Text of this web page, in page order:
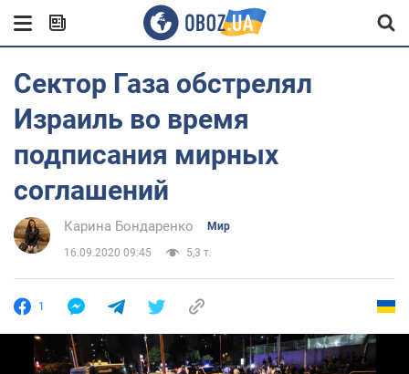
Сектор Газа обстрелял
Израиль во время
подписания мирных
соглашений
Карина Бондаренко Мир
16.09.2020 09:45 5,3 т.
1